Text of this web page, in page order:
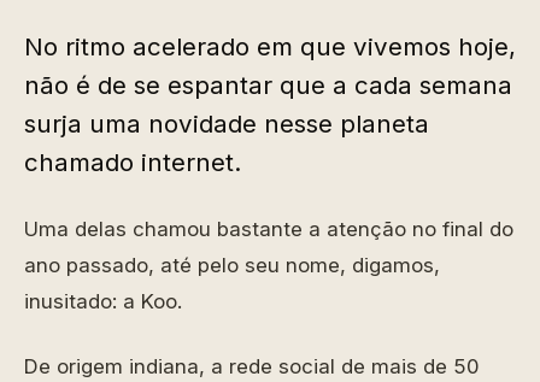
No ritmo acelerado em que vivemos hoje,
não é de se espantar que a cada semana
surja uma novidade nesse planeta
chamado internet.
Uma delas chamou bastante a atenção no final do
ano passado, até pelo seu nome, digamos,
inusitado: a Koo.
De origem indiana, a rede social de mais de 50